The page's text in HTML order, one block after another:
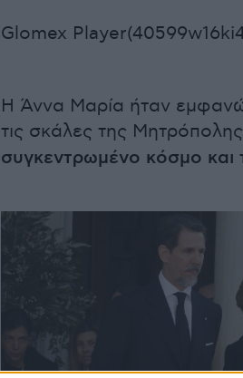
Glomex
Η Άννα Μαρία ήταν
τις σκάλες της
συγκεντρωμένο κόσμο και